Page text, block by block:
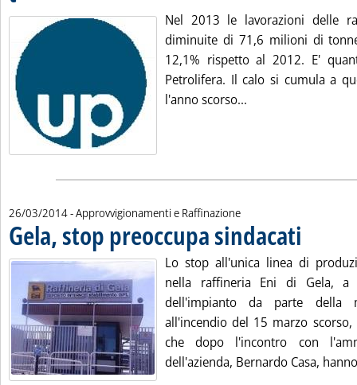
Nel 2013 le lavorazioni delle
diminuite di 71,6 milioni di
12,1% rispetto al 2012. E'
Petrolifera. Il calo si cumula a
l'anno scorso...
26/03/2014- Approvvigionamenti e Raffinazione
Gela, stop preoccupa sindacati
Lo stop all'unica linea di
nella raffineria Eni di Gela, a
dell'impianto da parte della
all'incendio del 15 marzo scorso,
che dopo l'incontro con
dell'azienda, Bernardo Casa,